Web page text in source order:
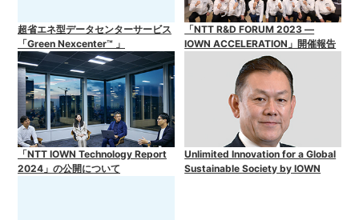
超省エネ型データセンターサービス
「Green Nexcenter™ 」
「NTT R&D FORUM 2023 ―
IOWN ACCELERATION」開催報告
「NTT IOWN Technology Report
2024」の公開について
Unlimited Innovation for a Global
Sustainable Society by IOWN